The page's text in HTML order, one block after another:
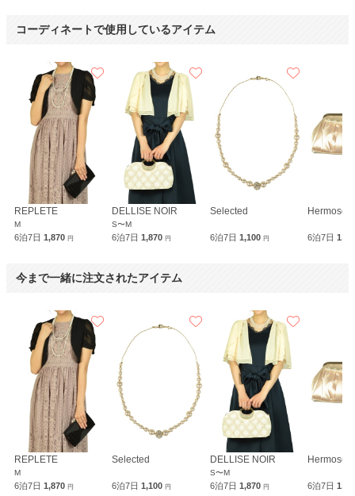
コーディネートで使用しているアイテム
REPLETE
M
6泊7日 1,870 円
DELLISE NOIR
S〜M
6泊7日1,870円
Selected
6泊7日 1,100 円
Hermoso
6泊7日
今まで一緒に注文されたアイテム
REPLETE
M
6泊7日 1,870 円
Selected
6泊7日1,100円
DELLISE NOIR
S〜M
6泊7日 1,870 円
Hermoso
6泊7日